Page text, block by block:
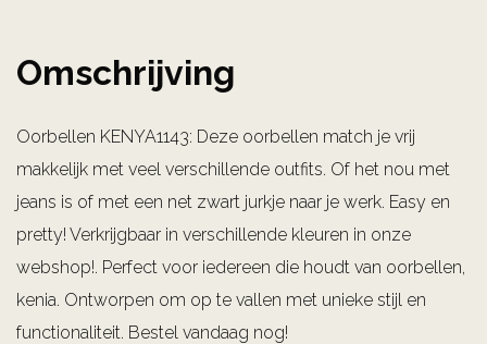
Omschrijving
Oorbellen KENYA1143: Deze oorbellen match je vrij
makkelijk met veel verschillende outfits. Of het nou met
jeans is of met een net zwart jurkje naar je werk. Easy en
pretty! Verkrijgbaar in verschillende kleuren in onze
webshop!. Perfect voor iedereen die houdt van oorbellen,
kenia. Ontworpen om op te vallen met unieke stijl en
functionaliteit. Bestel vandaag nog!